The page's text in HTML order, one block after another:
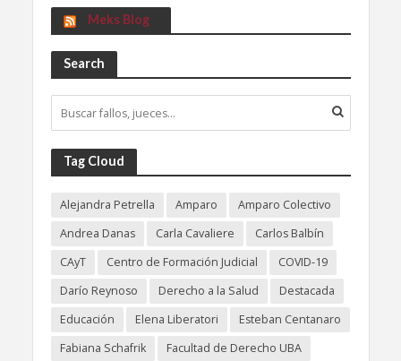
Meks Blog
Search
Tag Cloud
Alejandra Petrella Amparo
Amparo Colectivo
Andrea Danas
Carla Cavaliere
Carlos Balbín
CAyT
Centro de Formación Judicial
COVID-19
Darío Reynoso
Derecho a la Salud
Destacada
Educación
Elena Liberatori
Esteban Centanaro
Fabiana Schafrik
Facultad de Derecho UBA